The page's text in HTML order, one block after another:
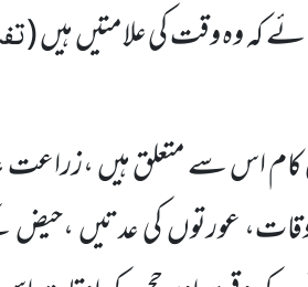
کہ وہ وقت کی علامتیں ہیں(
کام اس سے متعلق ہیں
عورتوں کی عدتیں ،حیض